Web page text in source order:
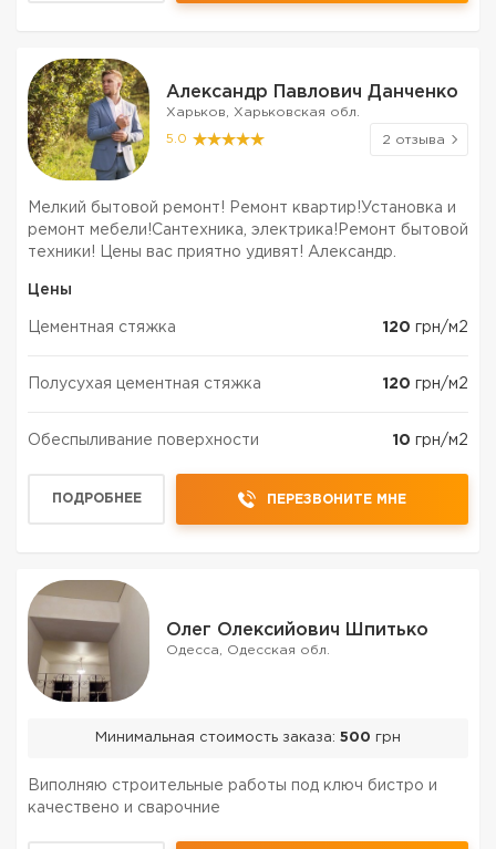
Александр Павлович Данченко
Харьков, Харьковская обл.
5.0 2 отзыва
Мелкий бытовой ремонт! Ремонт квартир!Установка и
ремонт мебели!Сантехника, электрика!Ремонт бытовой
техники! Цены вас приятно удивят! Александр.
Цены
Цементная стяжка 120 грн/м2
Полусухая цементная стяжка 120 грн/м2
Обеспыливание поверхности 10 грн/м2
ПОДРОБНЕЕ ПЕРЕЗВОНИТЕ МНЕ
Олег Олексийович Шпитько
Одесса, Одесская обл.
Минимальная стоимость заказа: 500 грн
Виполняю строительные работы под ключ бистро и
качествено и сварочние